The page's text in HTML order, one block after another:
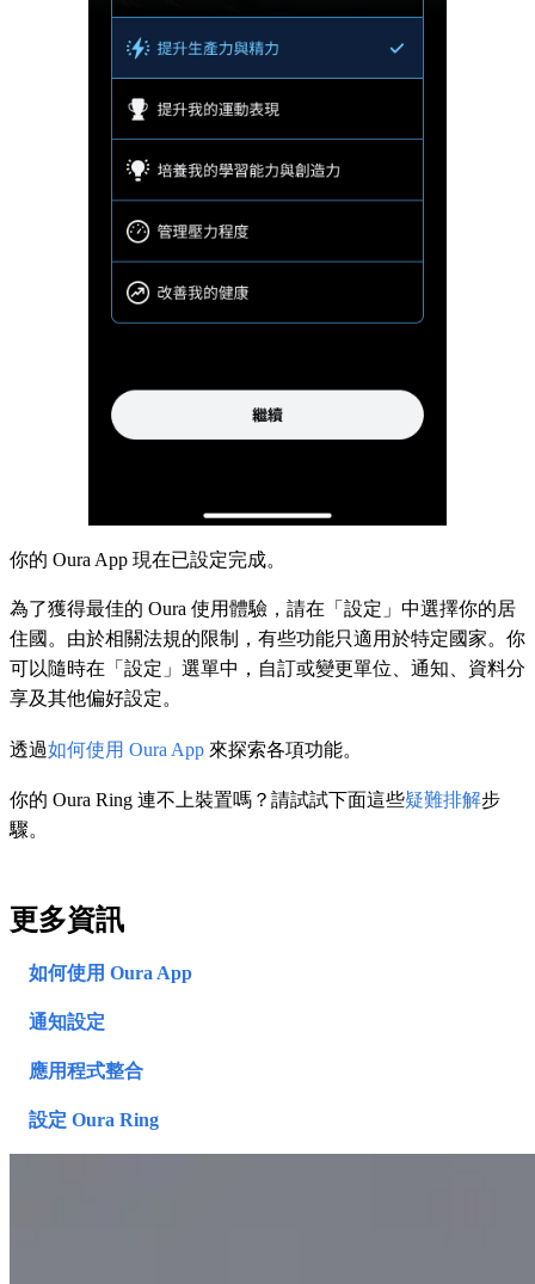
你的 Oura App 現在已設定完成。
為了獲得最佳的 Oura 使用體驗，請在「設定」中選擇你的居
住國。由於相關法規的限制，有些功能只適用於特定國家。你
可以隨時在「設定」選單中，自訂或變更單位、通知、資料分
享及其他偏好設定。
透過如何使用 Oura App 來探索各項功能。
你的 Oura Ring 連不上裝置嗎？請試試下面這些疑難排解步
驟。
更多資訊
如何使用 Oura App
通知設定
應用程式整合
設定 Oura Ring